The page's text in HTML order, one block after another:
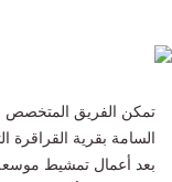
تمكن الفريق المتخصص
السامة بقرية القراقرة
بعد أعمال تمشيط